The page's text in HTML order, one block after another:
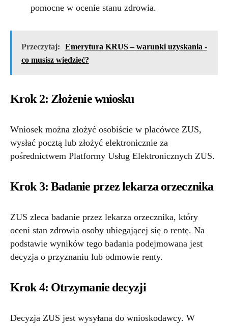
pomocne w ocenie stanu zdrowia.
Przeczytaj:
Emerytura KRUS – warunki uzyskania -
co musisz wiedzieć?
Krok 2: Złożenie wniosku
Wniosek można złożyć osobiście w placówce ZUS,
wysłać pocztą lub złożyć elektronicznie za
pośrednictwem Platformy Usług Elektronicznych ZUS.
Krok 3: Badanie przez lekarza orzecznika
ZUS zleca badanie przez lekarza orzecznika, który
oceni stan zdrowia osoby ubiegającej się o rentę. Na
podstawie wyników tego badania podejmowana jest
decyzja o przyznaniu lub odmowie renty.
Krok 4: Otrzymanie decyzji
Decyzja ZUS jest wysyłana do wnioskodawcy. W